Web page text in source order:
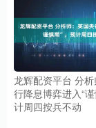
龙辉配资平台 分
行降息博弈进入“
计周四按兵不动